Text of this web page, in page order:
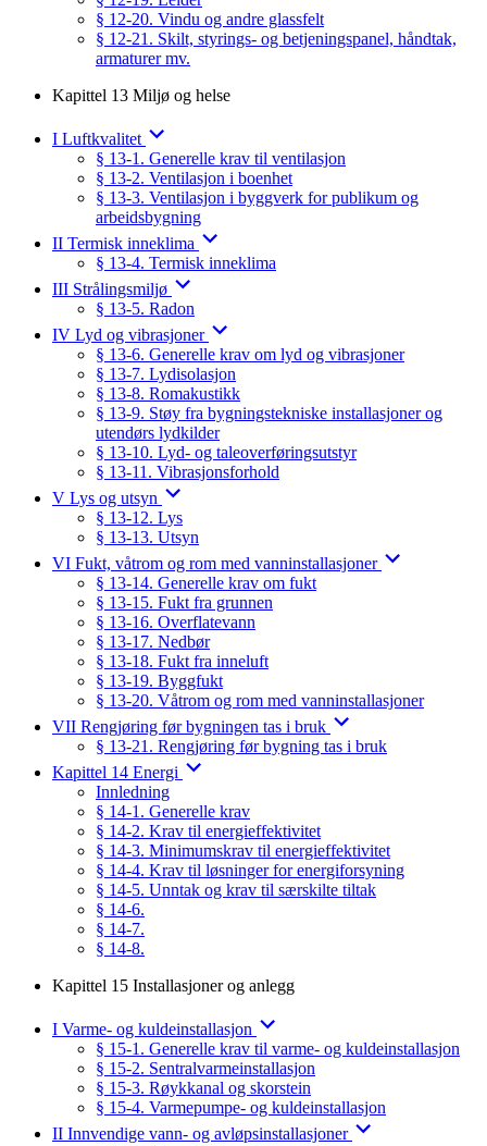
§ 12-20. Vindu og andre glassfelt
§ 12-21. Skilt, styrings- og betjeningspanel, håndtak,
armaturer mv.
Kapittel 13 Miljø og helse
I Luftkvalitet
§ 13-1. Generelle krav til ventilasjon
§ 13-2. Ventilasjon i boenhet
§ 13-3. Ventilasjon i byggverk for publikum og
arbeidsbygning
II Termisk inneklima
§ 13-4. Termisk inneklima
III Strålingsmiljø
§ 13-5. Radon
IV Lyd og vibrasjoner
§ 13-6. Generelle krav om lyd og vibrasjoner
§ 13-7. Lydisolasjon
§ 13-8. Romakustikk
§ 13-9. Støy fra bygningstekniske installasjoner og
utendørs lydkilder
§ 13-10. Lyd- og taleoverføringsutstyr
§ 13-11. Vibrasjonsforhold
V Lys og utsyn
§ 13-12. Lys
§ 13-13. Utsyn
VI Fukt, våtrom og rom med vanninstallasjoner
§ 13-14. Generelle krav om fukt
§ 13-15. Fukt fra grunnen
§ 13-16. Overflatevann
§ 13-17. Nedbør
§ 13-18. Fukt fra inneluft
§ 13-19. Byggfukt
§ 13-20. Våtrom og rom med vanninstallasjoner
VII Rengjøring før bygningen tas i bruk
§ 13-21. Rengjøring før bygning tas i bruk
Kapittel 14 Energi
Innledning
§ 14-1. Generelle krav
§ 14-2. Krav til energieffektivitet
§ 14-3. Minimumskrav til energieffektivitet
§ 14-4. Krav til løsninger for energiforsyning
§ 14-5. Unntak og krav til særskilte tiltak
§ 14-6.
§ 14-7.
§ 14-8.
Kapittel 15 Installasjoner og anlegg
I Varme- og kuldeinstallasjon
§ 15-1. Generelle krav til varme- og kuldeinstallasjon
§ 15-2. Sentralvarmeinstallasjon
§ 15-3. Røykkanal og skorstein
§ 15-4. Varmepumpe- og kuldeinstallasjon
II Innvendige vann- og avløpsinstallasjoner